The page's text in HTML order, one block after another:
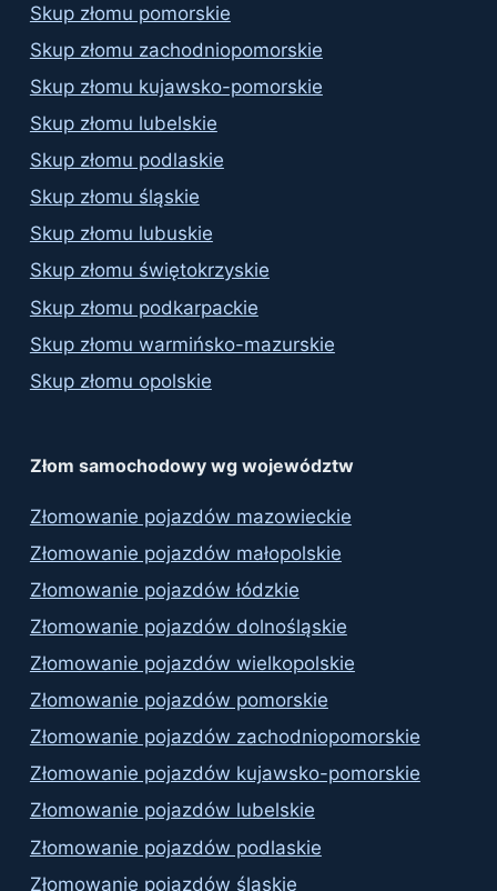
Skup złomu pomorskie
Skup złomu zachodniopomorskie
Skup złomu kujawsko-pomorskie
Skup złomu lubelskie
Skup złomu podlaskie
Skup złomu śląskie
Skup złomu lubuskie
Skup złomu świętokrzyskie
Skup złomu podkarpackie
Skup złomu warmińsko-mazurskie
Skup złomu opolskie
Złom samochodowy wg województw
Złomowanie pojazdów mazowieckie
Złomowanie pojazdów małopolskie
Złomowanie pojazdów łódzkie
Złomowanie pojazdów dolnośląskie
Złomowanie pojazdów wielkopolskie
Złomowanie pojazdów pomorskie
Złomowanie pojazdów zachodniopomorskie
Złomowanie pojazdów kujawsko-pomorskie
Złomowanie pojazdów lubelskie
Złomowanie pojazdów podlaskie
Złomowanie pojazdów śląskie